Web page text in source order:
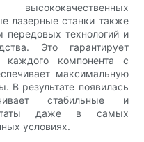
лазерные станки также
передовых технологий и
Это гарантирует
компонента с
максимальную
В результате появилась
стабильные и
даже в самых
условиях.